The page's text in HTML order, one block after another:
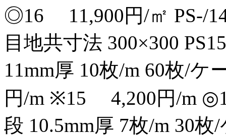
◎16 11,900円/㎡ PS-/14
目地共寸法 300×300
11mm厚 10枚/m 60枚/
円/m ※15 4,200円/m
段 10.5mm厚 7枚/m 30